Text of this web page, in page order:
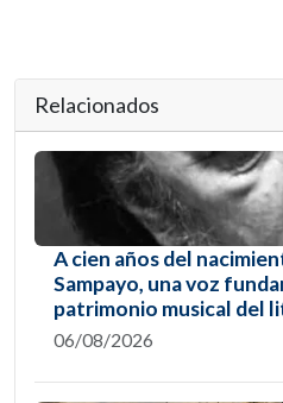
Relacionados
A cien años del
Sampayo, una voz
patrimonio musical del
06/08/2026